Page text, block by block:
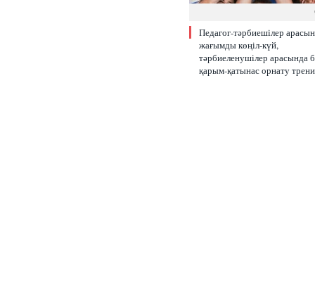
Педагог-тәрбиешілер
жағымды көңіл-күй,
тәрбиеленушілер арасында
қарым-қатынас орнату